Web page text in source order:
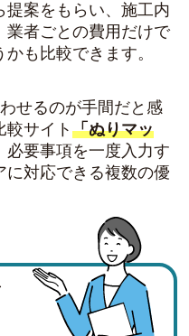
提案をもらい、施工内
業者ごとの費用だけで
も比較できます。
せるのが手間だと感
較サイト「ぬりマッ
必要事項を一度入力す
に対応できる複数の優